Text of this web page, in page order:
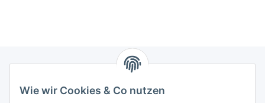
Wie wir Cookies & Co nutzen
Zahlungsmöglichkeiten